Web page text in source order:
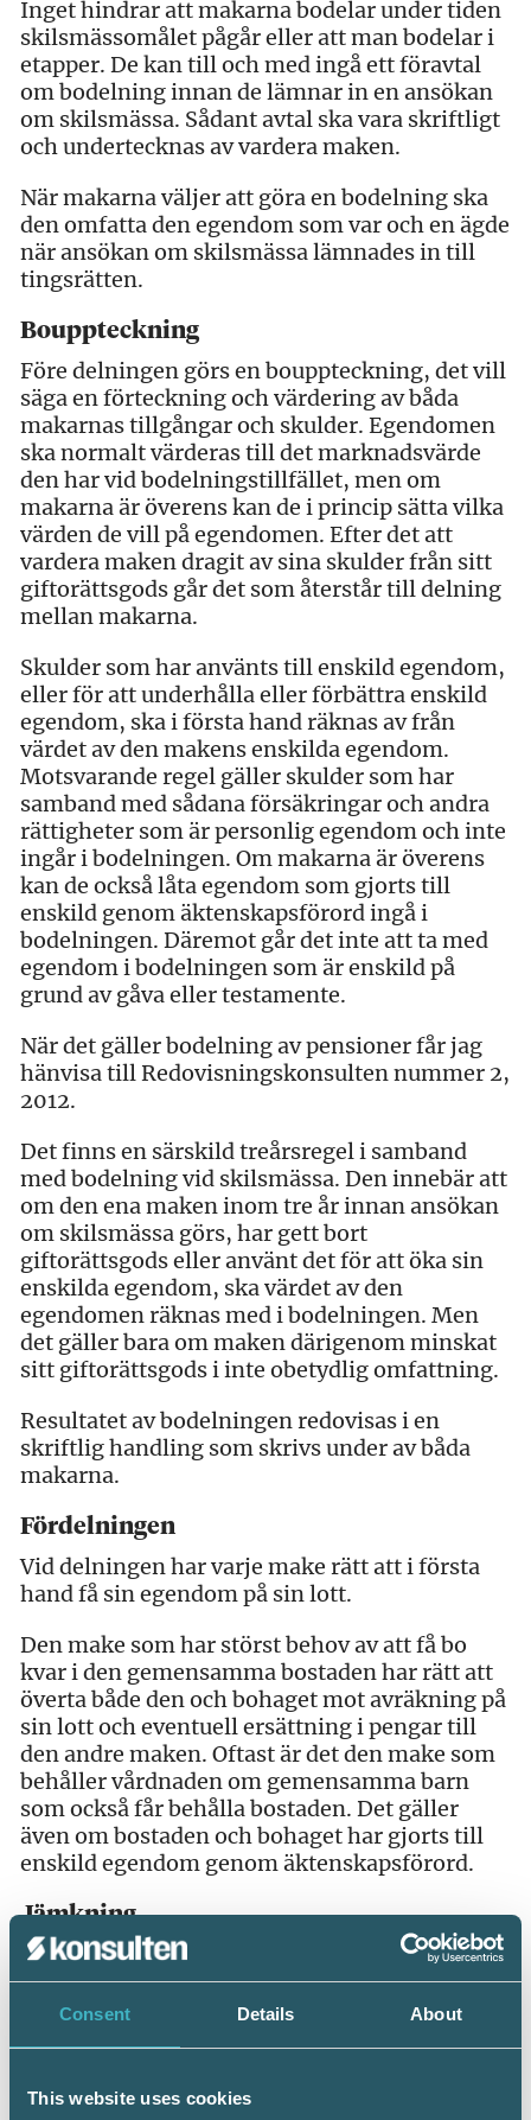
Consent Details About
This website uses cookies
Inget hindrar att makarna bodelar under tiden
skilsmässomålet pågår eller att man bodelar i
etapper. De kan till och med ingå ett föravtal
om bodelning innan de lämnar in en ansökan
om skilsmässa. Sådant avtal ska vara skriftligt
och undertecknas av vardera maken.
När makarna väljer att göra en bodelning ska
den omfatta den egendom som var och en ägde
när ansökan om skilsmässa lämnades in till
tingsrätten.
Bouppteckning
Före delningen görs en bouppteckning, det vill
säga en förteckning och värdering av båda
makarnas tillgångar och skulder. Egendomen
ska normalt värderas till det marknadsvärde
den har vid bodelningstillfället, men om
makarna är överens kan de i princip sätta vilka
värden de vill på egendomen. Efter det att
vardera maken dragit av sina skulder från sitt
giftorättsgods går det som återstår till delning
mellan makarna.
Skulder som har använts till enskild egendom,
eller för att underhålla eller förbättra enskild
egendom, ska i första hand räknas av från
värdet av den makens enskilda egendom.
Motsvarande regel gäller skulder som har
samband med sådana försäkringar och andra
rättigheter som är personlig egendom och inte
ingår i bodelningen. Om makarna är överens
kan de också låta egendom som gjorts till
enskild genom äktenskapsförord ingå i
bodelningen. Däremot går det inte att ta med
egendom i bodelningen som är enskild på
grund av gåva eller testamente.
När det gäller bodelning av pensioner får jag
hänvisa till Redovisningskonsulten nummer 2,
2012.
Det finns en särskild treårsregel i samband
med bodelning vid skilsmässa. Den innebär att
om den ena maken inom tre år innan ansökan
om skilsmässa görs, har gett bort
giftorättsgods eller använt det för att öka sin
enskilda egendom, ska värdet av den
egendomen räknas med i bodelningen. Men
det gäller bara om maken därigenom minskat
sitt giftorättsgods i inte obetydlig omfattning.
Resultatet av bodelningen redovisas i en
skriftlig handling som skrivs under av båda
makarna.
Fördelningen
Vid delningen har varje make rätt att i första
hand få sin egendom på sin lott.
Den make som har störst behov av att få bo
kvar i den gemensamma bostaden har rätt att
överta både den och bohaget mot avräkning på
sin lott och eventuell ersättning i pengar till
den andre maken. Oftast är det den make som
behåller vårdnaden om gemensamma barn
som också får behålla bostaden. Det gäller
även om bostaden och bohaget har gjorts till
enskild egendom genom äktenskapsförord.
Jämkning
Om äktenskapet har varat en kortare tid kan
det vara oskäligt att göra en hälftendelning om
en av makarna äger större delen av
jämkning av hälftendelningen.